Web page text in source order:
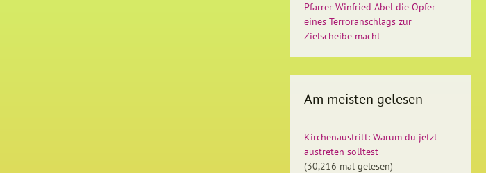
Pfarrer Winfried Abel die Opfer
eines Terroranschlags zur
Zielscheibe macht
Am meisten gelesen
Kirchenaustritt: Warum du jetzt
austreten solltest
(30,216 mal gelesen)